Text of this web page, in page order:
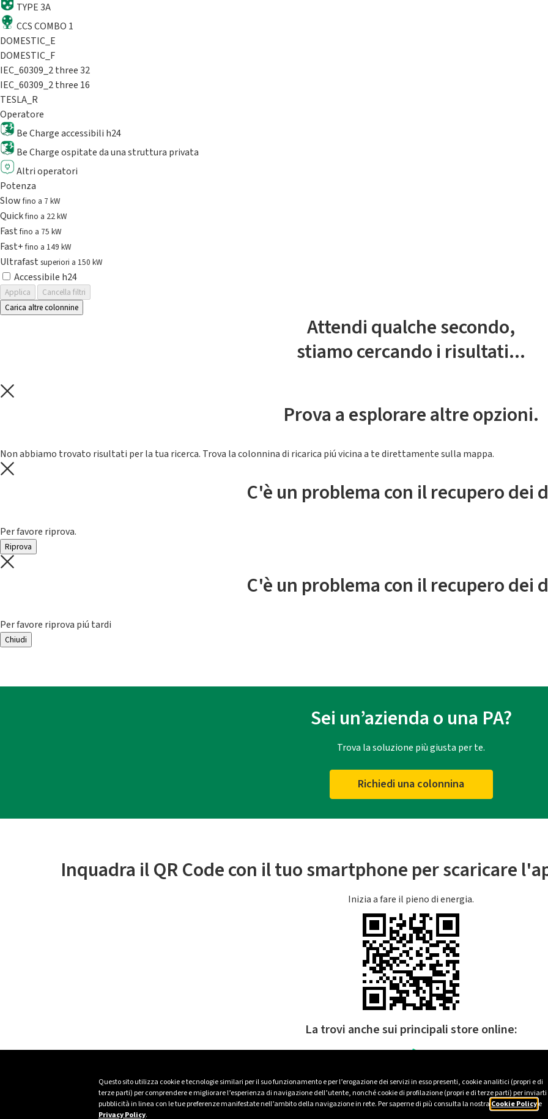
Questo sito utilizza cookie e tecnologie similari per il suo funzionamento e per l’erogazione dei servizi in esso presenti, cookie analitici (propri e di
terze parti) per comprendere e migliorare l’esperienza di navigazione dell’utente, nonché cookie di profilazione (propri e di terze parti) per inviarti
pubblicità in linea con le tue preferenze manifestate nell’ambito della navigazione in rete. Per saperne di più consulta la nostra Cookie Policye
Privacy Policy.
TYPE 3A
CCS COMBO 1
DOMESTIC_E
DOMESTIC_F
IEC_60309_2 three 32
IEC_60309_2 three 16
TESLA_R
Operatore
Be Charge accessibili h24
Be Charge ospitate da una struttura privata
Altri operatori
Potenza
Slowfino a 7 kW
Quickfino a 22 kW
Fastfino a 75 kW
Fast+fino a 149 kW
Ultrafast superiori a 150 kW
Accessibile h24
Applica
Cancella filtri
Carica altre colonnine
Attendi qualche secondo,
stiamo cercando i risultati...
Prova a esplorare altre opzioni.
Non abbiamo trovato risultati per la tua ricerca. Trova la colonnina di ricarica piú vicina a te direttamente sulla mappa.
C'è un problema con il recupero dei
Per favore riprova.
Riprova
C'è un problema con il recupero dei
Per favore riprova piú tardi
Chiudi
Sei un’azienda o una PA?
Trova la soluzione più giusta per te.
Richiedi una colonnina
Inquadra il QR Code con il tuo smartphone per scaricare
Inizia a fare il pieno di energia.
La trovi anche sui principali store online: